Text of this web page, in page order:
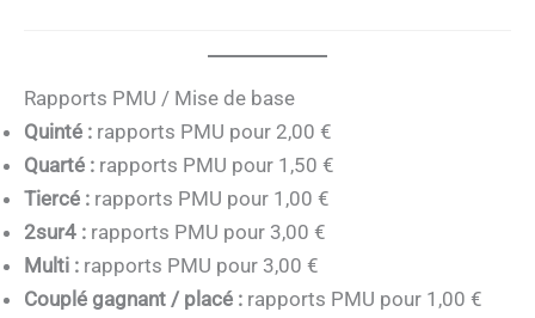
Rapports PMU / Mise de base
Quinté : rapports PMU pour 2,00 €
Quarté : rapports PMU pour 1,50 €
Tiercé : rapports PMU pour 1,00 €
2sur4 : rapports PMU pour 3,00 €
Multi : rapports PMU pour 3,00 €
Couplé gagnant / placé : rapports PMU pour 1,00 €